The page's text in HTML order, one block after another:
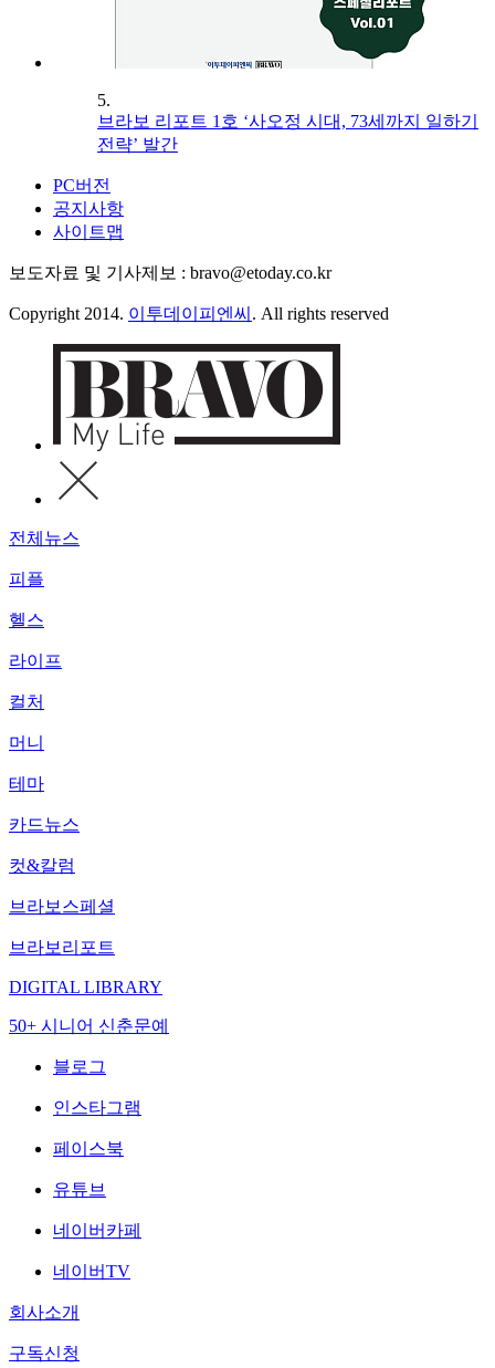
5.
브라보 리포트 1호 ‘사오정 시대, 73세까지 일하기
전략’ 발간
PC버전
공지사항
사이트맵
보도자료 및 기사제보 : bravo@etoday.co.kr
Copyright 2014. 이투데이피엔씨 . All rights reserved
전체뉴스
피플
헬스
라이프
컬처
머니
테마
카드뉴스
컷&칼럼
브라보스페셜
브라보리포트
DIGITAL LIBRARY
50+ 시니어 신춘문예
블로그
인스타그램
페이스북
유튜브
네이버카페
네이버TV
회사소개
구독신청